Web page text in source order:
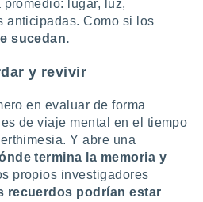
lugar, luz,
anticipadas. Como si los
sucedan.
y revivir
en evaluar de forma
de viaje mental en el tiempo
Y abre una
termina la memoria y
propios investigadores
recuerdos podrían estar